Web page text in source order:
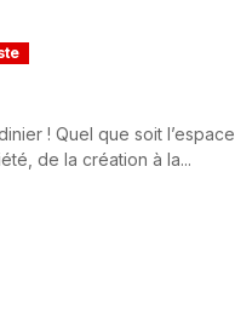
! Quel que soit l’espace
de la création à la...